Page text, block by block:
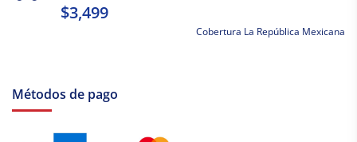
$3,499
Cobertura La República Mexicana
Métodos de pago